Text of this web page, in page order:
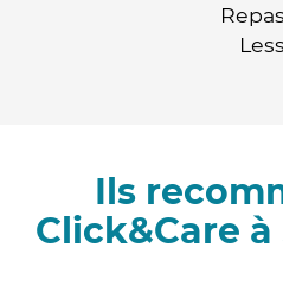
Ils
Click&Care